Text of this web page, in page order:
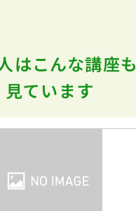
はこんな講座も
見ています